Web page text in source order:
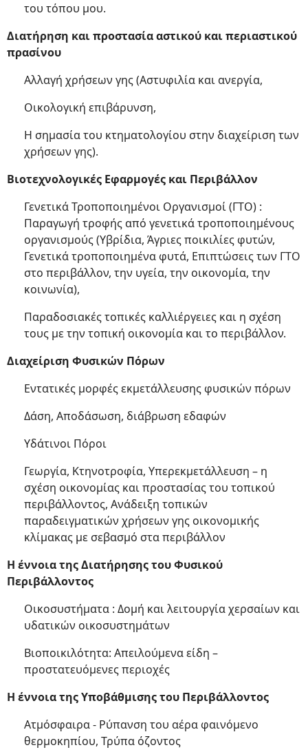
του τόπου μου.
Διατήρηση και προστασία αστικού και περιαστικού
πρασίνου
Αλλαγή χρήσεων γης (Αστυφιλία και ανεργία,
Οικολογική επιβάρυνση,
Η σημασία του κτηματολογίου στην διαχείριση των
χρήσεων γης).
Βιοτεχνολογικές Εφαρμογές και Περιβάλλον
Γενετικά Τροποποιημένοι Οργανισμοί (ΓΤΟ) :
Παραγωγή τροφής από γενετικά τροποποιημένους
οργανισμούς (Υβρίδια, Άγριες ποικιλίες φυτών,
Γενετικά τροποποιημένα φυτά, Επιπτώσεις των ΓΤΟ
στο περιβάλλον, την υγεία, την οικονομία, την
κοινωνία),
Παραδοσιακές τοπικές καλλιέργειες και η σχέση
τους με την τοπική οικονομία και το περιβάλλον.
Διαχείριση Φυσικών Πόρων
Εντατικές μορφές εκμετάλλευσης φυσικών πόρων
Δάση, Αποδάσωση, διάβρωση εδαφών
Υδάτινοι Πόροι
Γεωργία, Κτηνοτροφία, Υπερεκμετάλλευση – η
σχέση οικονομίας και προστασίας του τοπικού
περιβάλλοντος, Ανάδειξη τοπικών
παραδειγματικών χρήσεων γης οικονομικής
κλίμακας με σεβασμό στα περιβάλλον
Η έννοια της Διατήρησης του Φυσικού
Περιβάλλοντος
Οικοσυστήματα : Δομή και λειτουργία χερσαίων και
υδατικών οικοσυστημάτων
Βιοποικιλότητα: Απειλούμενα είδη –
προστατευόμενες περιοχές
Η έννοια της Υποβάθμισης του Περιβάλλοντος
Ατμόσφαιρα - Ρύπανση του αέρα φαινόμενο
θερμοκηπίου, Τρύπα όζοντος